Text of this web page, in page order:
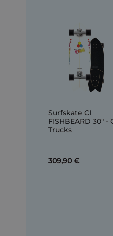
Surfskate CI
FISHBEARD 30" -
Trucks
309,90 €